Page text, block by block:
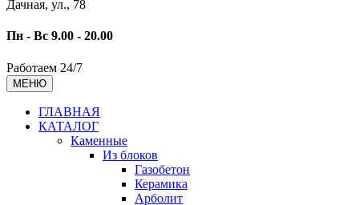
Дачная, ул., 78
Пн - Вс 9.00 - 20.00
Работаем 24/7
МЕНЮ
ГЛАВНАЯ
КАТАЛОГ
Каменные
Из блоков
Газобетон
Керамика
Арболит